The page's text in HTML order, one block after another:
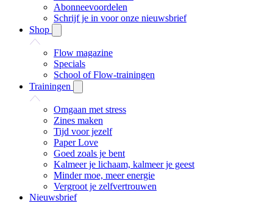
Abonneevoordelen
Schrijf je in voor onze nieuwsbrief
Shop
Flow magazine
Specials
School of Flow-trainingen
Trainingen
Omgaan met stress
Zines maken
Tijd voor jezelf
Paper Love
Goed zoals je bent
Kalmeer je lichaam, kalmeer je geest
Minder moe, meer energie
Vergroot je zelfvertrouwen
Nieuwsbrief